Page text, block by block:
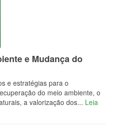
e Mudança do
e estratégias para o
do meio ambiente, o
a valorização dos... Leia